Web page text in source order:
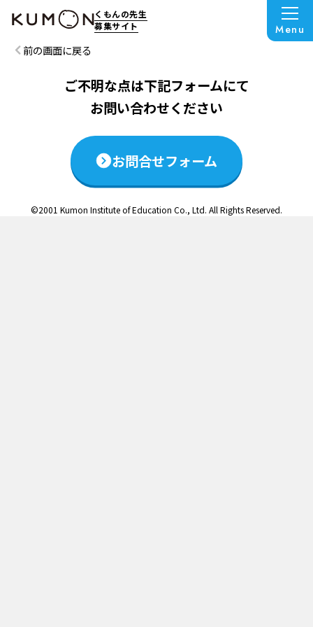
くもんの先生
募集サイト
Menu
この説明会は終了いたしました
前の画面に戻る
ご不明な点は下記フォームにて
お問い合わせください
お問合せフォーム
©2001 Kumon Institute of Education Co., Ltd. All Rights Reserved.